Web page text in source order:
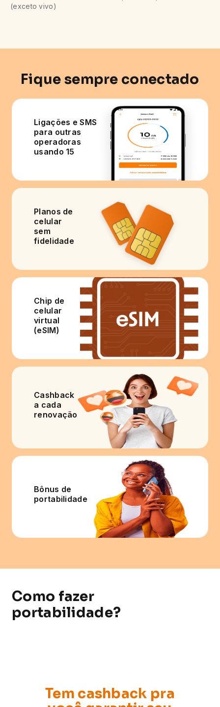
(exceto vivo)
Fique sempre conectado
Ligações e SMS
para outras
operadoras
usando 15
Planos de
celular
sem
fidelidade
Chip de
celular
virtual
(eSIM)
Cashback
a cada
renovação
Bônus de
portabilidade
Como fazer
portabilidade?
Tem cashback pra